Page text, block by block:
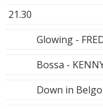
21.30
Glowing -
Bossa -
Down in